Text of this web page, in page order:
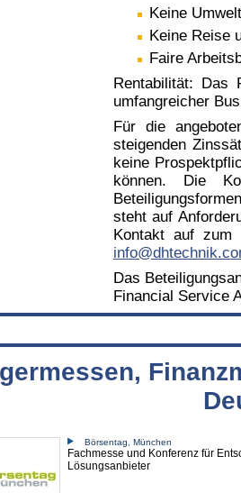
Keine
Keine Reise
Faire
Rentabilität: Das
umfangreicher
Für die
steigenden
keine
können. Die
steht auf
Kontakt auf zum
Das
Financial Service
Börsentag, München
Fachmesse und Konferenz für
Lösungsanbieter